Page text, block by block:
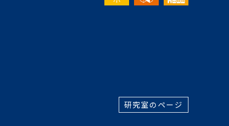
研究室のページ